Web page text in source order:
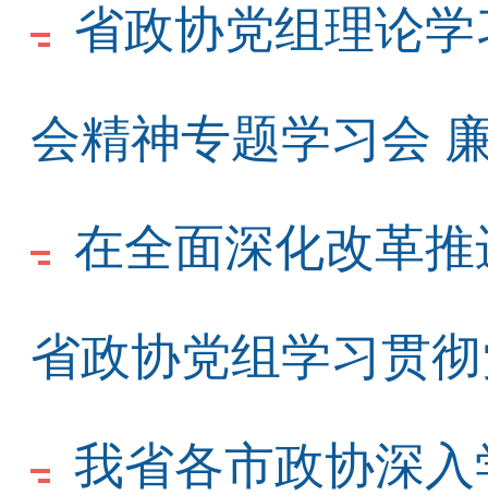
省政协党组理论
会精神专题学习会
在全面深化改革
省政协党组学习贯
我省各市政协深